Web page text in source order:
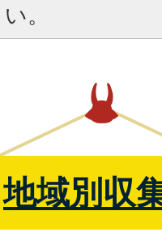
。
地域別収